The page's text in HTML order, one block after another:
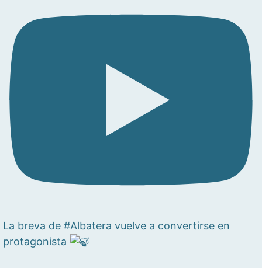
La breva de #Albatera vuelve a convertirse en
protagonista